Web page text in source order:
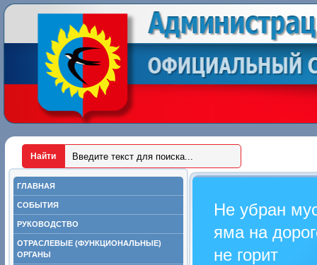
ГЛАВНАЯ
СОБЫТИЯ
РУКОВОДСТВО
ОТРАСЛЕВЫЕ (ФУНКЦИОНАЛЬНЫЕ)
ОРГАНЫ
Не убран
яма на
не горит